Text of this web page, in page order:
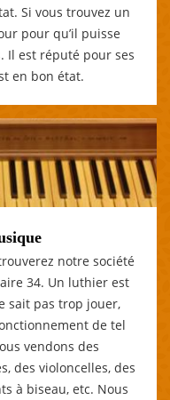
Si vous trouvez un
pour qu’il puisse
Il est réputé pour ses
en bon état.
notre société
34. Un luthier est
sait pas trop jouer,
de tel
vendons des
des violoncelles, des
à biseau, etc. Nous